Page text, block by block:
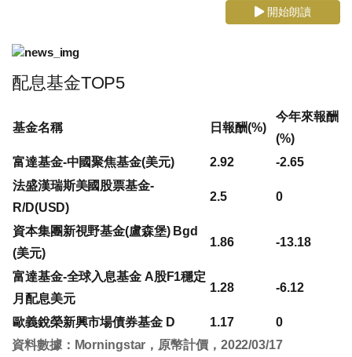
開始朗讀
配息基金TOP5
基金名稱 日報酬(%)
今年來報酬
(%)
富達基金-中國聚焦基金(美元)
2.92
-2.65
法盛漢瑞斯美國股票基金-
R/D(USD)
2.5 0
資本集團新視野基金(盧森堡) Bgd
(美元)
1.86 -13.18
富達基金-全球入息基金 A股F1穩定
月配息美元
1.28 -6.12
歐義銳榮新興市場債券基金 D 1.17
0
資料數據：Morningstar，原幣計價，2022/03/17